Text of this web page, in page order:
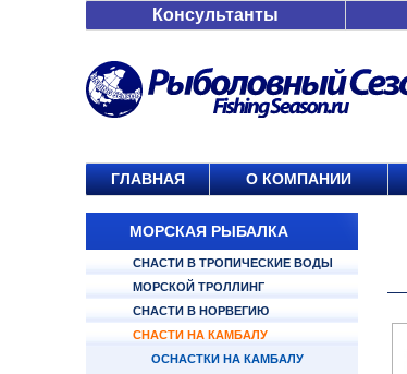
Консультанты
ГЛАВНАЯ О КОМПАНИИ
МОРСКАЯ РЫБАЛКА
СНАСТИ В ТРОПИЧЕСКИЕ ВОДЫ
МОРСКОЙ ТРОЛЛИНГ
СНАСТИ В НОРВЕГИЮ
СНАСТИ НА КАМБАЛУ
ОСНАСТКИ НА КАМБАЛУ